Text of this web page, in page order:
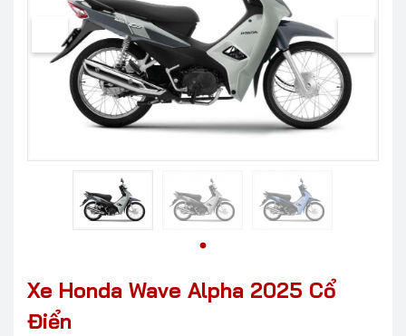
Xe Honda Wave Alpha 2025 Cổ
Điển